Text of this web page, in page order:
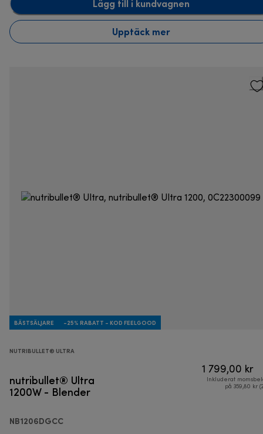
Lägg till i kundvagnen
Upptäck mer
BÄSTSÄLJARE -25% RABATT - KOD FEELGOOD
NUTRIBULLET® ULTRA
nutribullet® Ultra
1200W - Blender
NB1206DGCC
1 799,00 kr
Inkluderat
på 359,80 kr